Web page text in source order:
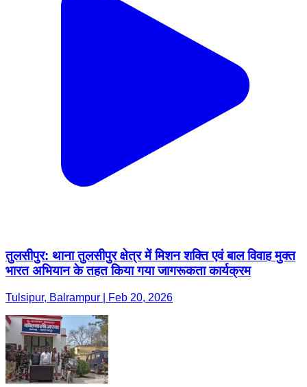
तुलसीपुर: थाना तुलसीपुर क्षेत्र में मिशन शक्ति एवं बाल विवाह मुक्त
भारत अभियान के तहत किया गया जागरूकता कार्यक्रम
Tulsipur, Balrampur | Feb 20, 2026